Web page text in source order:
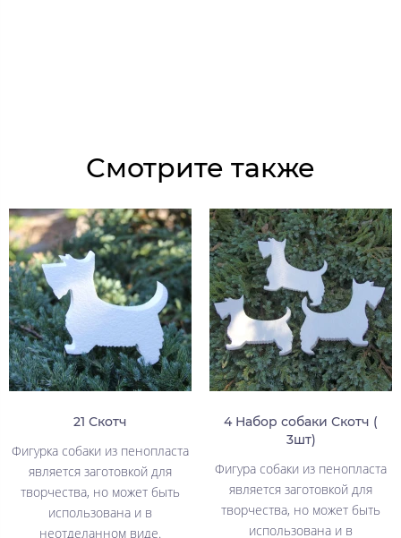
Смотрите также
21 Скотч
Фигурка собаки из пенопласта
является заготовкой для
творчества, но может быть
использована и в
неотделанном виде.
4 Набор собаки Скотч (
3шт)
Фигура собаки из пенопласта
является заготовкой для
творчества, но может быть
использована и в